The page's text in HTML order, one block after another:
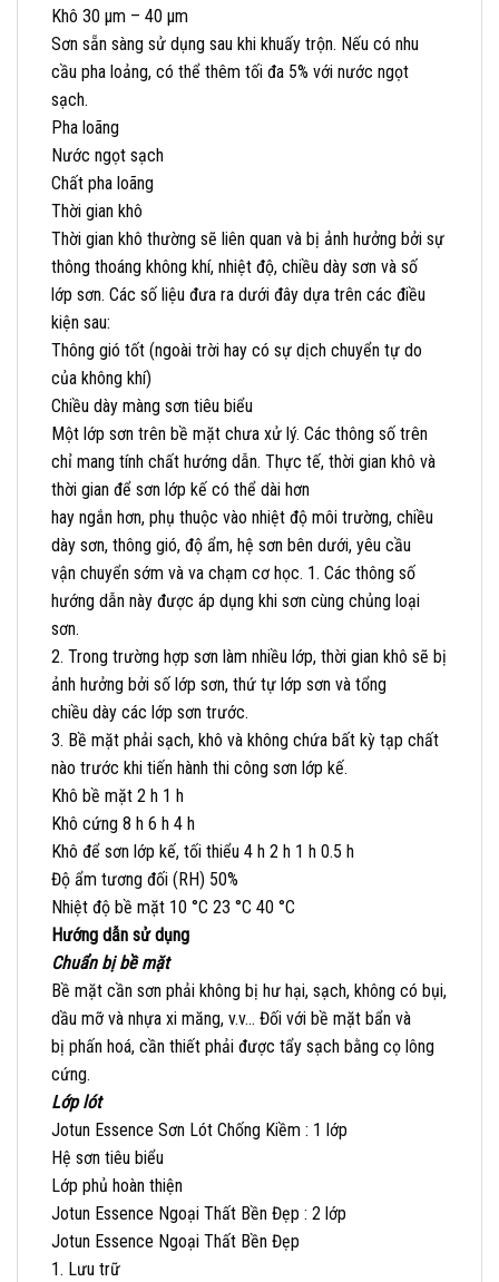
Khô 30 µm – 40 µm
Sơn sẵn sàng sử dụng sau khi khuấy trộn. Nếu có nhu
cầu pha loảng, có thể thêm tối đa 5% với nước ngọt
sạch.
Pha loãng
Nước ngọt sạch
Chất pha loãng
Thời gian khô
Thời gian khô thường sẽ liên quan và bị ảnh hưởng bởi sự
thông thoáng không khí, nhiệt độ, chiều dày sơn và số
lớp sơn. Các số liệu đưa ra dưới đây dựa trên các điều
kiện sau:
Thông gió tốt (ngoài trời hay có sự dịch chuyển tự do
của không khí)
Chiều dày màng sơn tiêu biểu
Một lớp sơn trên bề mặt chưa xử lý. Các thông số trên
chỉ mang tính chất hướng dẫn. Thực tế, thời gian khô và
thời gian để sơn lớp kế có thể dài hơn
hay ngắn hơn, phụ thuộc vào nhiệt độ môi trường, chiều
dày sơn, thông gió, độ ẩm, hệ sơn bên dưới, yêu cầu
vận chuyển sớm và va chạm cơ học. 1. Các thông số
hướng dẫn này được áp dụng khi sơn cùng chủng loại
sơn.
2. Trong trường hợp sơn làm nhiều lớp, thời gian khô sẽ bị
ảnh hưởng bởi số lớp sơn, thứ tự lớp sơn và tổng
chiều dày các lớp sơn trước.
3. Bề mặt phải sạch, khô và không chứa bất kỳ tạp chất
nào trước khi tiến hành thi công sơn lớp kế.
Khô bề mặt 2 h 1 h
Khô cứng 8 h 6 h 4 h
Khô để sơn lớp kế, tối thiểu 4 h 2 h 1 h 0.5 h
Độ ẩm tương đối (RH) 50%
Nhiệt độ bề mặt 10 °C 23 °C 40 °C
Hướng dẫn sử dụng
Chuẩn bị bề mặt
Bề mặt cần sơn phải không bị hư hại, sạch, không có bụi,
dầu mỡ và nhựa xi măng, v.v… Đối với bề mặt bẩn và
bị phấn hoá, cần thiết phải được tẩy sạch bằng cọ lông
cứng.
Lớp lót
Jotun Essence Sơn Lót Chống Kiềm : 1 lớp
Hệ sơn tiêu biểu
Lớp phủ hoàn thiện
Jotun Essence Ngoại Thất Bền Đẹp : 2 lớp
Jotun Essence Ngoại Thất Bền Đẹp
1. Lưu trữ